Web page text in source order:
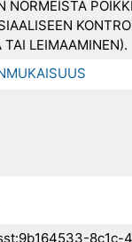
NORMEISTA
TAI LEIMAAMINEN).
8c1c-